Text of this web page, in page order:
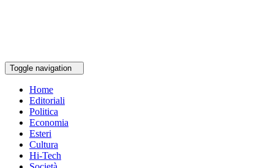
Toggle navigation
Home
Editoriali
Politica
Economia
Esteri
Cultura
Hi-Tech